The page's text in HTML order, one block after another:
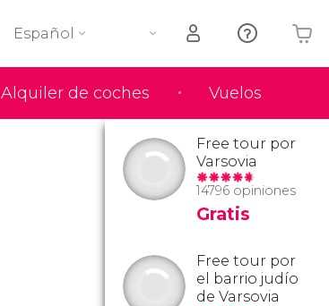
Alquiler de coches Vuelos
Español
Tu carrito está vacío
Free tour por
Varsovia
14796 opiniones
Gratis
Free tour por
el barrio judío
de Varsovia